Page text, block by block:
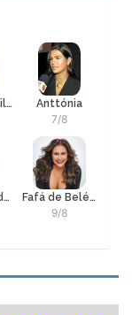
Leandro Guilheiro Anttónia
7/8
Mauro Mendonça Filho Fafá de Belém, Maria de Fátima Palha de Figueiredo
9/8